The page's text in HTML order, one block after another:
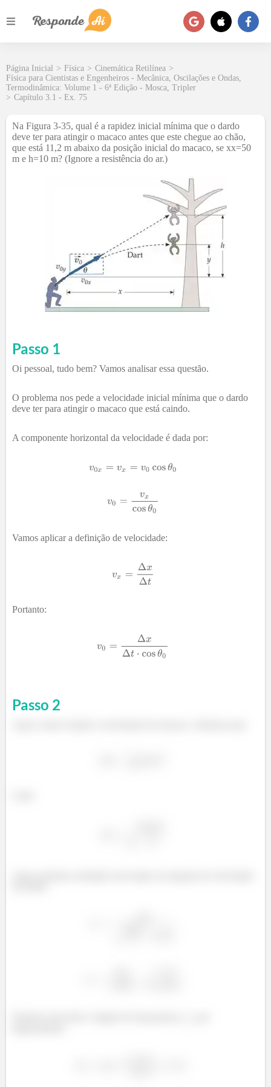
Página Inicial > Física > Cinemática Retilínea >
Física para Cientistas e Engenheiros - Mecânica, Oscilações e Ondas,
Termodinâmica: Volume 1 - 6ª Edição - Mosca, Tripler
> Capítulo 3.1 - Ex. 75
Na Figura 3-35, qual é a rapidez inicial mínima que o dardo
deve ter para atingir o macaco antes que este chegue ao chão,
que está 11,2 m abaixo da posição inicial do macaco, se xx=50
m e h=10 m? (Ignore a resistência do ar.)
Passo 1
Oi pessoal, tudo bem? Vamos analisar essa questão.
O problema nos pede a velocidade inicial mínima que o dardo
deve ter para atingir o macaco que está caindo.
A componente horizontal da velocidade é dada por:
Vamos aplicar a definição de velocidade:
Portanto:
Passo 2